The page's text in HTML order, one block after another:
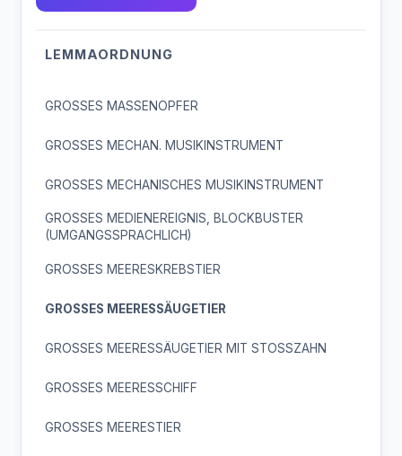
LEMMAORDNUNG
GROSSES MASSENOPFER
GROSSES MECHAN. MUSIKINSTRUMENT
GROSSES MECHANISCHES MUSIKINSTRUMENT
GROSSES MEDIENEREIGNIS, BLOCKBUSTER
(UMGANGSSPRACHLICH)
GROSSES MEERESKREBSTIER
GROSSES MEERESSÄUGETIER
GROSSES MEERESSÄUGETIER MIT STOSSZAHN
GROSSES MEERESSCHIFF
GROSSES MEERESTIER